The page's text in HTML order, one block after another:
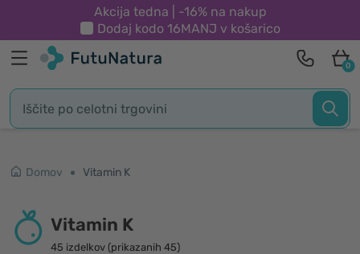
Akcija tedna | -16% na nakup
Dodaj kodo 16MANJ v košarico
0
Domov Vitamin K
Vitamin K
45 izdelkov (prikazanih 45)